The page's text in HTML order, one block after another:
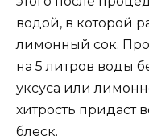
водой, в которой
лимонный сок.
на 5 литров воды
уксуса или
хитрость придаст
блеск.